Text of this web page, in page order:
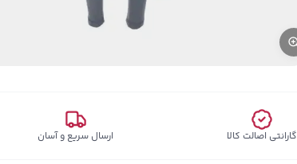
گارانتی اصالت کالا ارسال سریع و آسان